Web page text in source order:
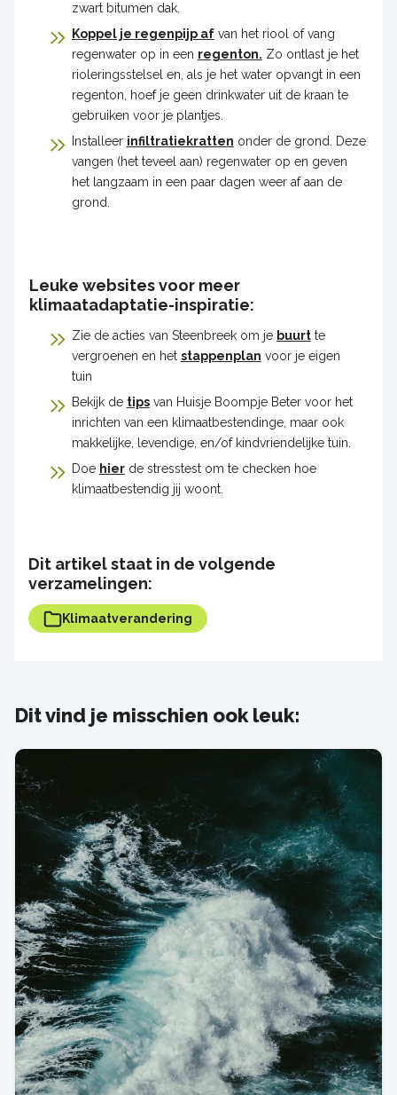
zwart bitumen dak.
Koppel je regenpijp afvan het riool of vang
regenwater op in een regenton. Zo ontlast je het
rioleringsstelsel en, als je het water opvangt in een
regenton, hoef je geen drinkwater uit de kraan te
gebruiken voor je plantjes.
Installeer infiltratiekratten onder de grond. Deze
vangen (het teveel aan) regenwater op en geven
het langzaam in een paar dagen weer af aan de
grond.
Leuke websites voor meer
klimaatadaptatie-inspiratie:
Zie de acties van Steenbreek om je buurtte
vergroenen en het stappenplan voor je eigen
tuin
Bekijk de tipsvan Huisje Boompje Beter voor het
inrichten van een klimaatbestendinge, maar ook
makkelijke, levendige, en/of kindvriendelijke tuin.
Doe hierde stresstest om te checken hoe
klimaatbestendig jij woont.
Dit artikel staat in de volgende
verzamelingen:
Klimaatverandering
Dit vind je misschien ook leuk: